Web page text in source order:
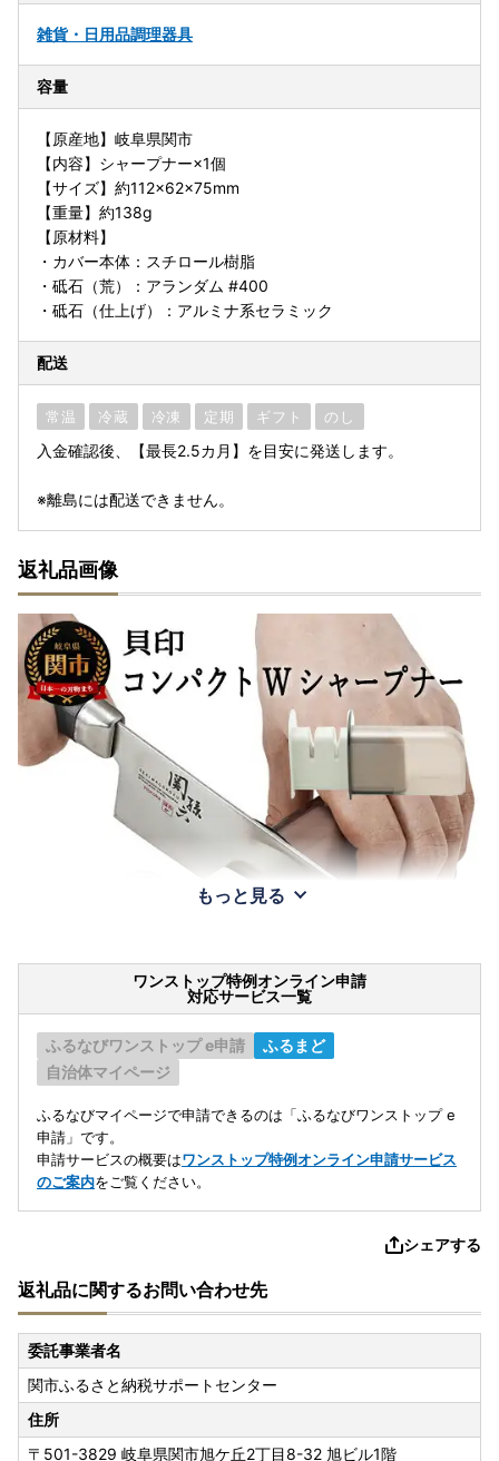
雑貨・日用品調理器具
容量
【原産地】岐阜県関市
【内容】シャープナー×1個
【サイズ】約112×62×75mm
【重量】約138g
【原材料】
・カバー本体：スチロール樹脂
・砥石（荒）：アランダム #400
・砥石（仕上げ）：アルミナ系セラミック
配送
常温 冷蔵 冷凍 定期 ギフト のし
入金確認後、【最長2.5カ月】を目安に発送します。
※離島には配送できません。
返礼品画像
もっと見る
ワンストップ特例オンライン申請
対応サービス一覧
ふるなびワンストップ e申請
ふるまど
自治体マイページ
ふるなびマイページで申請できるのは「ふるなびワンストップ e
申請」です。
申請サービスの概要はワンストップ特例オンライン申請サービス
のご案内をご覧ください。
シェアする
返礼品に関するお問い合わせ先
委託事業者名
関市ふるさと納税サポートセンター
住所
〒501-3829 岐阜県関市旭ケ丘2丁目8-32 旭ビル1階